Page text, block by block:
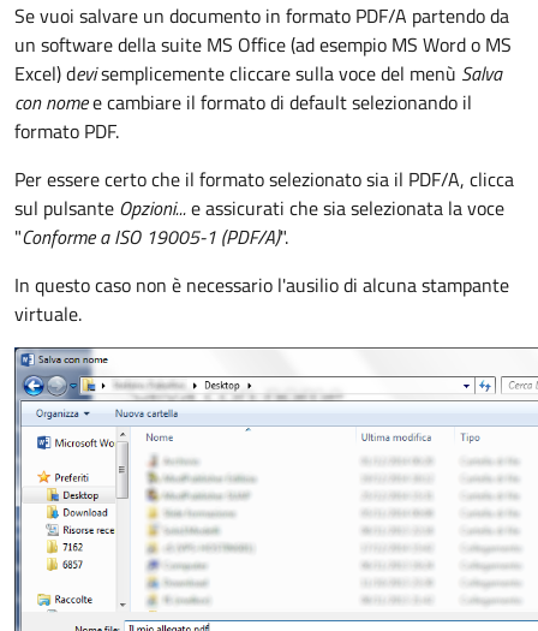
Se vuoi salvare un documento in formato PDF/A partendo da
un software della suite MS Office (ad esempio MS Word o MS
Excel) devisemplicemente cliccare sulla voce del menù Salva
con nomee cambiare il formato di default selezionando il
formato PDF.
Per essere certo che il formato selezionato sia il PDF/A, clicca
sul pulsante Opzioni...e assicurati che sia selezionata la voce
"Conforme a ISO 19005-1 (PDF/A)".
In questo caso non è necessario l'ausilio di alcuna stampante
virtuale.